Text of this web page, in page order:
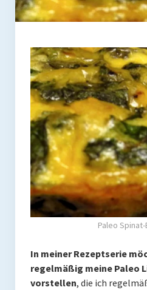
Coaching
Paleo Ziel
Abnehmen mit Paleo
Zunehmen mit Paleo
Paleo Gehirn-Pflege
Paleo Fitness
Freeletics
Kurs
Coaching
Rezepte
Paleo Spinat-
In meiner Rezeptserie
regelmäßig meine Paleo
vorstellen, die ich